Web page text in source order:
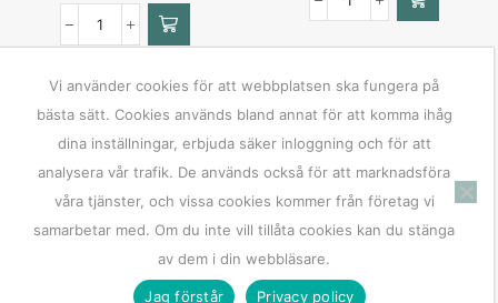
Vi använder cookies för att webbplatsen ska fungera på
bästa sätt. Cookies används bland annat för att komma ihåg
dina inställningar, erbjuda säker inloggning och för att
analysera vår trafik. De används också för att marknadsföra
våra tjänster, och vissa cookies kommer från företag vi
samarbetar med. Om du inte vill tillåta cookies kan du stänga
av dem i din webbläsare.
Jag förstår Privacy policy